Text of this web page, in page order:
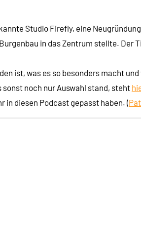
Studio Firefly, eine
in das Zentrum stellte. Der
ist, was es so besonders macht
noch nur Auswahl stand, steht
in diesen Podcast gepasst haben. (